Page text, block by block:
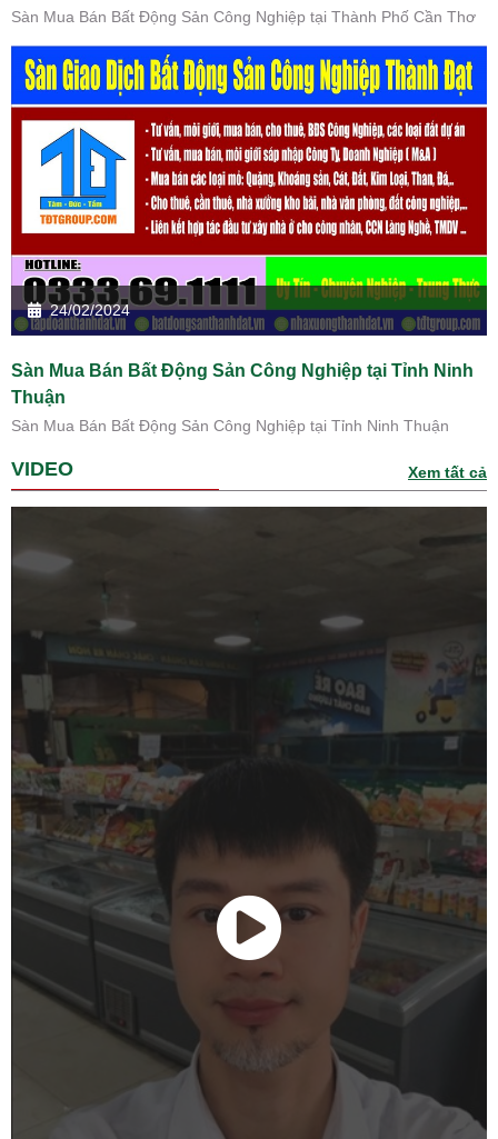
Sàn Mua Bán Bất Động Sản Công Nghiệp tại Thành Phố Cần Thơ
24/02/2024
Sàn Mua Bán Bất Động Sản Công Nghiệp tại Tỉnh Ninh
Thuận
Sàn Mua Bán Bất Động Sản Công Nghiệp tại Tỉnh Ninh Thuận
VIDEO Xem tất cả